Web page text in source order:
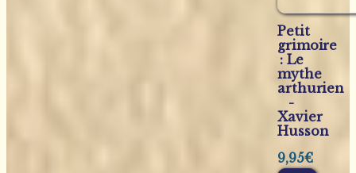
Petit
grimoire
: Le
mythe
arthurien
-
Xavier
Husson
9,95€